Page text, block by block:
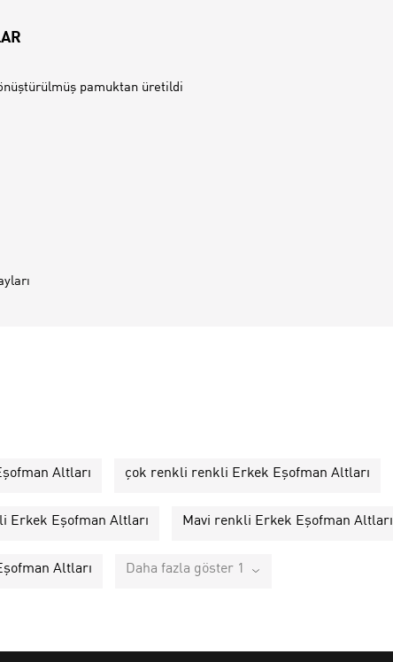
pamuktan üretildi
Altları çok renkli renkli Erkek Eşofman Altları
Erkek Eşofman Altları Mavi renkli Erkek Eşofman Altları
Altları Daha fazla göster 1